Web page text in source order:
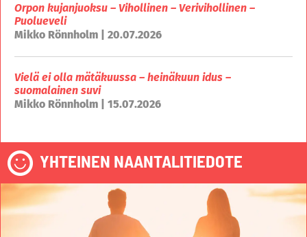
Orpon kujanjuoksu – Vihollinen – Verivihollinen –
Puolueveli
Mikko Rönnholm | 20.07.2026
Vielä ei olla mätäkuussa – heinäkuun idus –
suomalainen suvi
Mikko Rönnholm | 15.07.2026
YHTEINEN NAANTALITIEDOTE